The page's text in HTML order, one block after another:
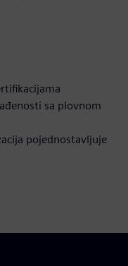
sa plovnom
pojednostavljuje